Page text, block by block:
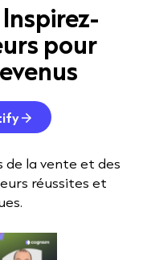
pour
de la vente et des
réussites et